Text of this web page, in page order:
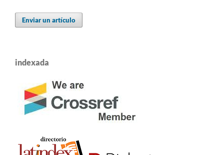
Enviar un artículo
indexada